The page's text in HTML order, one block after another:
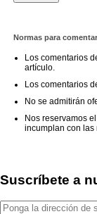
Normas para
Los comentarios
artículo.
Los comentarios
No se admitirán
Nos reservamos
incumplan con las
Suscríbete a